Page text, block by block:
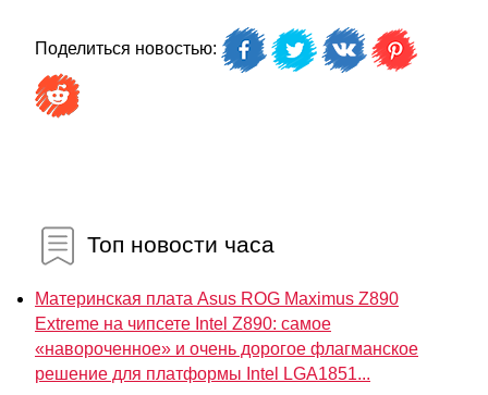
Поделиться новостью:
Топ новости часа
Материнская плата Asus ROG Maximus Z890
Extreme на чипсете Intel Z890: самое
«навороченное» и очень дорогое флагманское
решение для платформы Intel LGA1851...